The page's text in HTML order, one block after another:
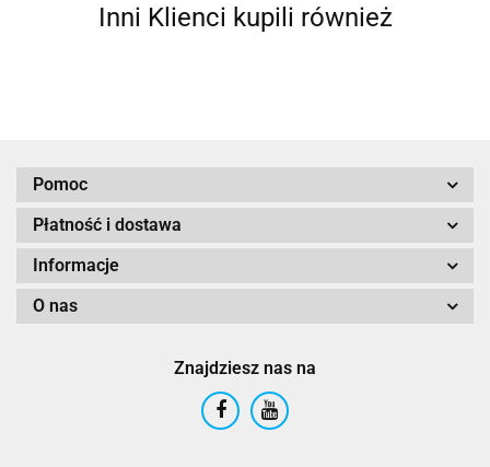
Inni Klienci kupili również
Pomoc
Płatność i dostawa
Informacje
O nas
Znajdziesz nas na